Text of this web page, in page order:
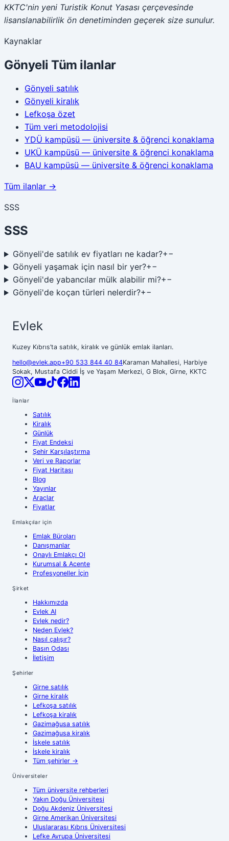
KKTC'nin yeni Turistik Konut Yasası çerçevesinde
lisanslanabilirlik ön denetiminden geçerek size sunulur.
Kaynaklar
Gönyeli Tüm ilanlar
Gönyeli satılık
Gönyeli kiralık
Lefkoşa özet
Tüm veri metodolojisi
YDÜ kampüsü — üniversite & öğrenci konaklama
UKÜ kampüsü — üniversite & öğrenci konaklama
BAU kampüsü — üniversite & öğrenci konaklama
Tüm ilanlar →
SSS
SSS
Gönyeli'de satılık ev fiyatları ne kadar?+−
Gönyeli yaşamak için nasıl bir yer?+−
Gönyeli'de yabancılar mülk alabilir mi?+−
Gönyeli'de koçan türleri nelerdir?+−
Evlek
Kuzey Kıbrıs’ta satılık, kiralık ve günlük emlak ilanları.
hello@evlek.app+90 533 844 40 84Karaman Mahallesi, Harbiye
Sokak, Mustafa Ciddi İş ve Yaşam Merkezi, G Blok, Girne, KKTC
İlanlar
Satılık
Kiralık
Günlük
Fiyat Endeksi
Şehir Karşılaştırma
Veri ve Raporlar
Fiyat Haritası
Blog
Yayınlar
Araçlar
Fiyatlar
Emlakçılar için
Emlak Büroları
Danışmanlar
Onaylı Emlakçı Ol
Kurumsal & Acente
Profesyoneller İçin
Şirket
Hakkımızda
Evlek AI
Evlek nedir?
Neden Evlek?
Nasıl çalışır?
Basın Odası
İletişim
Şehirler
Girne satılık
Girne kiralık
Lefkoşa satılık
Lefkoşa kiralık
Gazimağusa satılık
Gazimağusa kiralık
İskele satılık
İskele kiralık
Tüm şehirler →
Üniversiteler
Tüm üniversite rehberleri
Yakın Doğu Üniversitesi
Doğu Akdeniz Üniversitesi
Girne Amerikan Üniversitesi
Uluslararası Kıbrıs Üniversitesi
Lefke Avrupa Üniversitesi